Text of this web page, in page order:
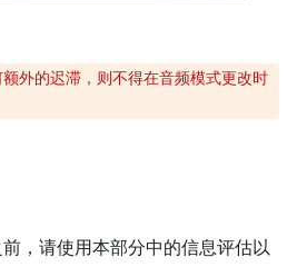
外的迟滞，则不得在音频模式更改时
，请使用本部分中的信息评估以